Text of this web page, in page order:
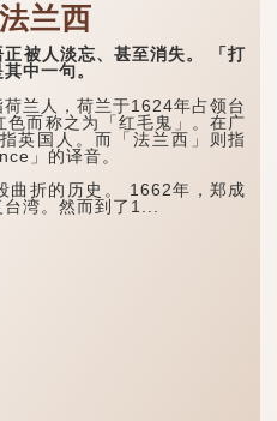
兰西
被人淡忘、甚至消失。 「打
中一句。
兰人，荷兰于1624年占领台
而称之为「红毛鬼」。在广
英国人。而「法兰西」则指
」的译音。
折的历史。 1662年，郑成
湾。然而到了1...